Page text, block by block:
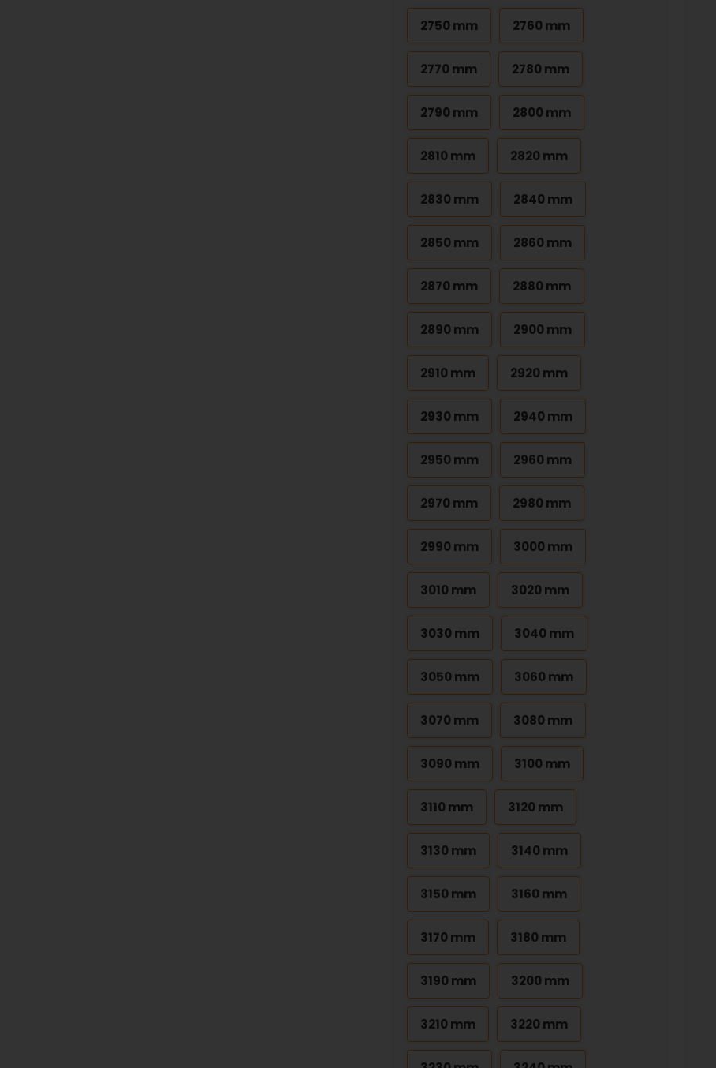
2750 mm 2760 mm
2770 mm 2780 mm
2790 mm 2800 mm
2810 mm 2820 mm
2830 mm 2840 mm
2850 mm 2860 mm
2870 mm 2880 mm
2890 mm 2900 mm
2910 mm 2920 mm
2930 mm 2940 mm
2950 mm 2960 mm
2970 mm 2980 mm
2990 mm 3000 mm
3010 mm 3020 mm
3030 mm 3040 mm
3050 mm 3060 mm
3070 mm 3080 mm
3090 mm 3100 mm
3110 mm 3120 mm
3130 mm 3140 mm
3150 mm 3160 mm
3170 mm 3180 mm
3190 mm 3200 mm
3210 mm 3220 mm